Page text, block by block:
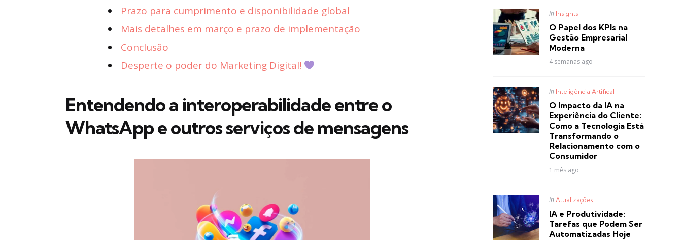
Prazo para cumprimento e disponibilidade global
Mais detalhes em março e prazo de implementação
Conclusão
Desperte o poder do Marketing Digital!
Entendendo a interoperabilidade entre o
WhatsApp e outros serviços de mensagens
Posted
in Insights
O Papel dos KPIs na
Gestão Empresarial
Moderna
4 semanas ago
Posted
in Inteligência Artifical
O Impacto da IA na
Experiência do Cliente:
Como a Tecnologia Está
Transformando o
Relacionamento com o
Consumidor
1 mês ago
Posted
in Atualizações
IA e Produtividade:
Tarefas que Podem Ser
Automatizadas Hoje